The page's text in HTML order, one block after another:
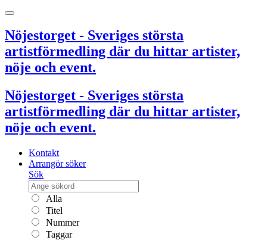
Nöjestorget - Sveriges största
artistförmedling där du hittar artister,
nöje och event.
Nöjestorget - Sveriges största
artistförmedling där du hittar artister,
nöje och event.
Kontakt
Arrangör söker
Sök
Alla
Titel
Nummer
Taggar